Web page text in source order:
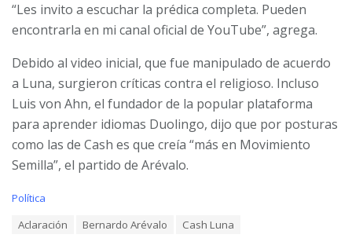
— Pastor Cash Luna (@PastorCashLuna)July 10,
2023
“Les invito a escuchar la prédica completa. Pueden
encontrarla en mi canal oficial de YouTube”, agrega.
Debido al video inicial, que fue manipulado de acuerdo
a Luna, surgieron críticas contra el religioso. Incluso
Luis von Ahn, el fundador de la popular plataforma
para aprender idiomas Duolingo, dijo que por posturas
como las de Cash es que creía “más en Movimiento
Semilla”, el partido de Arévalo.
C
Política
Aclaración Bernardo Arévalo
Cash Luna